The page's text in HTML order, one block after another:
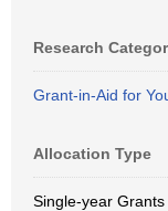
Research
Grant-in-Aid for
Allocation Type
Single-year Grants